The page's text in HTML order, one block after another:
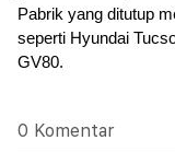
Pabrik yang ditutup
seperti Hyundai
GV80.
0 Komentar